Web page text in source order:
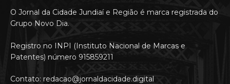
O Jornal da Cidade Jundiaí e Região é marca registrada do
Grupo Novo Dia.
Registro no INPI (Instituto Nacional de Marcas e
Patentes) número 915859211
Contato: redacao@jornaldacidade.digital